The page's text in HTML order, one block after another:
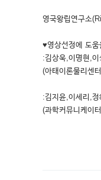
영국왕립연구소
♥영상선정에 도
:김상욱,이명현,
(아태이론물리센
:김지윤,이세리,
(과학커뮤니케이